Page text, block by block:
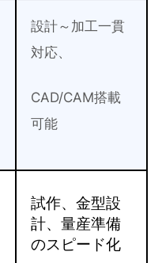
設計～加工一貫
対応、
CAD/CAM搭載
可能
試作、金型設
計、量産準備
のスピード化